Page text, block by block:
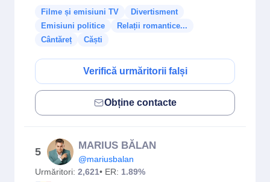
Filme și emisiuni TV
Divertisment
Emisiuni politice
Relații romantice...
Cântăreț
Căști
Verifică urmăritorii falși
Obține contacte
5
MARIUS BĂLAN
@mariusbalan
Urmăritori: 2,621• ER: 1.89%